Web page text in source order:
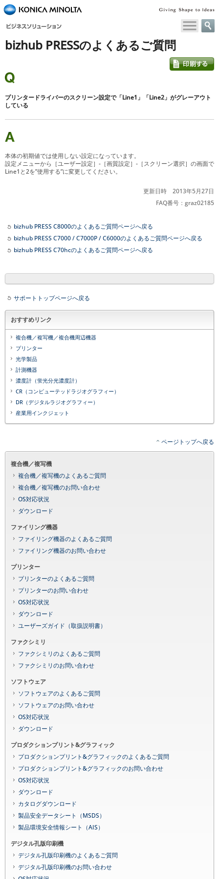
ペ
ー
内
用
の
リ
ン
す
文
へ
移
bizhub PRESSのよくあるご質問
プリンタードライバーのスクリーン設定で「Line1」「Line2」がグレーアウト
している
本体の初期値では使用しない設定になっています。
設定メニューから［ユーザー設定］-［画質設定］-［スクリーン選択］の画面で
Line1と2を”使用する”に変更してください。
更新日時 2013年5月27日
FAQ番号：graz02185
bizhub PRESS C8000のよくあるご質問ページへ戻る
bizhub PRESS C7000 / C7000P / C6000のよくあるご質問ページへ戻る
bizhub PRESS C70hcのよくあるご質問ページへ戻る
サポートトップページへ戻る
おすすめリンク
複合機／複写機／複合機周辺機器
プリンター
光学製品
計測機器
濃度計（蛍光分光濃度計）
CR（コンピューテッドラジオグラフィー）
DR（デジタルラジオグラフィー）
産業用インクジェット
ページトップへ戻る
複合機／複写機
複合機／複写機のよくあるご質問
複合機／複写機のお問い合わせ
OS対応状況
ダウンロード
ファイリング機器
ファイリング機器のよくあるご質問
ファイリング機器のお問い合わせ
プリンター
プリンターのよくあるご質問
プリンターのお問い合わせ
OS対応状況
ダウンロード
ユーザーズガイド（取扱説明書）
ファクシミリ
ファクシミリのよくあるご質問
ファクシミリのお問い合わせ
ソフトウェア
ソフトウェアのよくあるご質問
ソフトウェアのお問い合わせ
OS対応状況
ダウンロード
プロダクションプリント&グラフィック
プロダクションプリント&グラフィックのよくあるご質問
プロダクションプリント&グラフィックのお問い合わせ
OS対応状況
ダウンロード
カタログダウンロード
製品安全データシート（MSDS）
製品環境安全情報シート（AIS）
デジタル孔版印刷機
デジタル孔版印刷機のよくあるご質問
デジタル孔版印刷機のお問い合わせ